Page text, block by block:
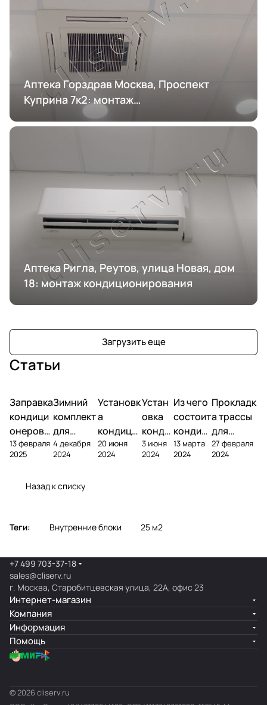
Аптека Горздрав Москва, Проспект
Куприна 7к2: монтаж
кондиционирования
Аптека Ригла, Реутов, улица Новая, дом
18: монтаж кондиционирования
Загрузить еще
Статьи
Заправка
кондици
онеров
фреоном
13 февраля
2025
Зимний
комплект
для
кондици
онера
4 декабря
2024
Установк
а
кондици
онера на
фасаде
20 июня
2024
Устан
овка
конди
ционе
ра
3 июня
2024
Из чего
состоит
кондиц
ионер?
13 марта
2024
Прокладк
а трассы
для
кондицио
нера
27 февраля
2024
Назад к списку
Теги: Внутренние блоки 25 м2
+7 499 703-37-18
sales@cliserv.ru
г. Москва, Старобитцевская улица, 22А, офис 23
Интернет-магазин
Компания
Информация
Помощь
© 2026 cliserv.ru